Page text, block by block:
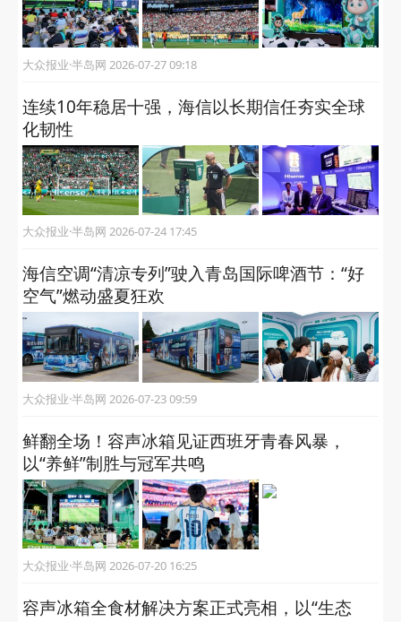
界”公益夏令营开营
容声冰箱×咖啡展 一对“跨界CP”再次相约
大众报业·半岛网 2026-07-28 14:45
硬核技术闪耀世界杯，海信RGB-Mini LED包揽
畅销榜冠军
大众报业·半岛网 2026-07-27 09:19
原生真彩还原西班牙夺冠时刻！海信RGB-Mini
LED电视用“世界第一见证世界第一”
大众报业·半岛网 2026-07-27 09:18